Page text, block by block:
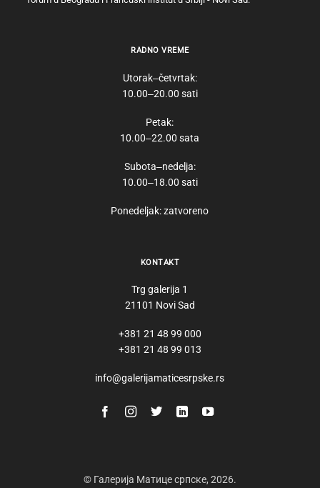
RADNO VREME
Utorak‒četvrtak:
10.00‒20.00 sati
Petak:
10.00‒22.00 sata
Subota‒nedelja:
10.00‒18.00 sati
Ponedeljak: zatvoreno
KONTAKT
Trg galerija 1
21101 Novi Sad
+381 21 48 99 000
+381 21 48 99 013
info@galerijamaticesrpske.rs
© Галерија Матице српске, 2026.